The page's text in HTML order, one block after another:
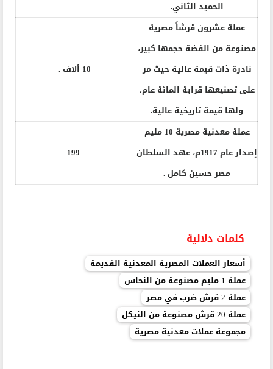
الحميد الثاني.
عملة عشرون قرشاً مصرية
مصنوعة من الفضة حجمها كبير،
نادرة ذات قيمة عالية حيث مر
على تصنيعها قرابة المائة عام،
ولها قيمة تاريخية عالية.
عملة معدنية مصرية 10 مليم
إصدار عام 1917م، عهد السلطان
مصر حسين كامل .
كلمات دلالية
أسعار العملات المصرية المعدنية القديمة
عملة 1 مليم مصنوعة من النحاس
عملة 2 قرش ضرب في مصر
عملة 20 قرش مصنوعة من النيكل
مجموعة عملات معدنية مصرية